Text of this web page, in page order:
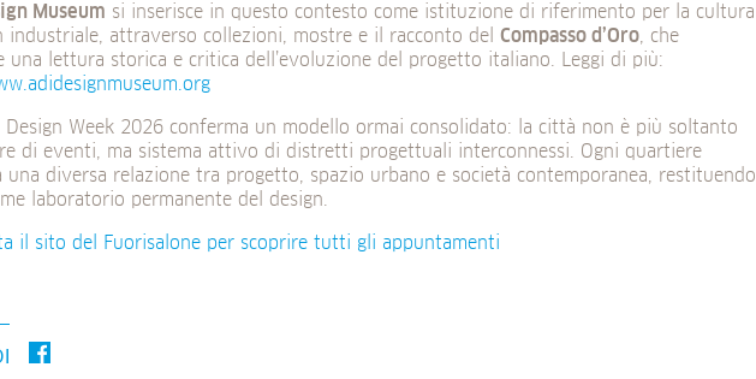
Museum si inserisce in questo contesto come istituzione di riferimento per la cultura
industriale, attraverso collezioni, mostre e il racconto del Compasso d’Oro, che
una lettura storica e critica dell’evoluzione del progetto italiano. Leggi di più:
Design Week 2026 conferma un modello ormai consolidato: la città non è più soltanto
di eventi, ma sistema attivo di distretti progettuali interconnessi. Ogni quartiere
una diversa relazione tra progetto, spazio urbano e società contemporanea, restituendo
laboratorio permanente del design.
il sito del Fuorisalone per scoprire tutti gli appuntamenti